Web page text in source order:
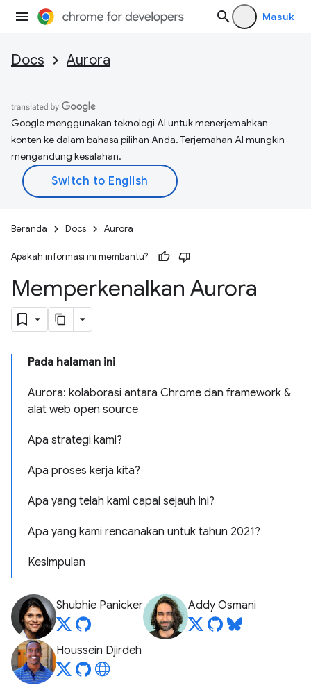
Masuk
Docs Aurora
Google menggunakan teknologi AI untuk menerjemahkan
konten ke dalam bahasa pilihan Anda. Terjemahan AI mungkin
mengandung kesalahan.
Beranda Docs Aurora
Apakah informasi ini membantu?
Memperkenalkan Aurora
Pada halaman ini
Aurora: kolaborasi antara Chrome dan framework &
alat web open source
Apa strategi kami?
Apa proses kerja kita?
Apa yang telah kami capai sejauh ini?
Apa yang kami rencanakan untuk tahun 2021?
Kesimpulan
Shubhie Panicker Addy Osmani
Houssein Djirdeh